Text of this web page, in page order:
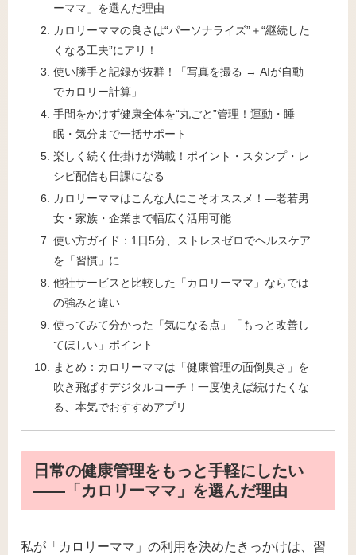
ーママ」を選んだ理由
カロリーママの良さは“パーソナライズ”＋“継続した
くなる工夫”にアリ！
使い勝手と記録が抜群！「写真を撮る → AIが自動
でカロリー計算」
手間をかけず健康全体を“丸ごと”管理！運動・睡
眠・気分まで一括サポート
楽しく続く仕掛けが満載！ポイント・スタンプ・レ
シピ配信も日課になる
カロリーママはこんな人にこそオススメ！―老若男
女・家族・企業まで幅広く活用可能
使い方ガイド：1日5分、ストレスゼロでヘルスケア
を「習慣」に
他社サービスと比較した「カロリーママ」ならでは
の強みと違い
使ってみて分かった「気になる点」「もっと改善し
てほしい」ポイント
まとめ：カロリーママは「健康管理の面倒臭さ」を
吹き飛ばすデジタルコーチ！一度使えば続けたくな
る、本気でおすすめアプリ
日常の健康管理をもっと手軽にしたい
――「カロリーママ」を選んだ理由
私が「カロリーママ」の利用を決めたきっかけは、習